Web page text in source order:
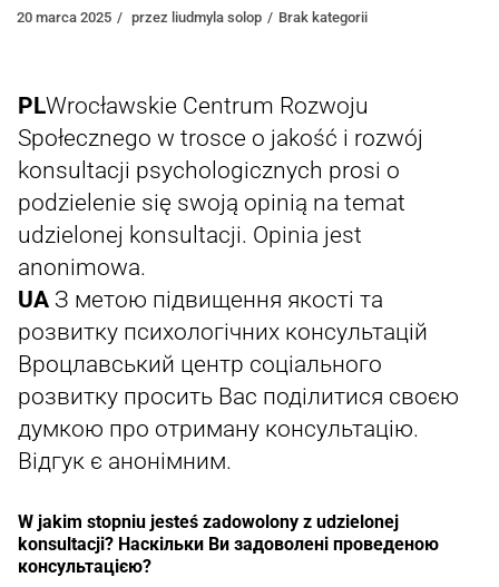
20 marca 2025 przez liudmyla solop Brak kategorii
PLWrocławskie Centrum Rozwoju
Społecznego w trosce o jakość i rozwój
konsultacji psychologicznych prosi o
podzielenie się swoją opinią na temat
udzielonej konsultacji. Opinia jest
anonimowa.
UA З метою підвищення якості та
розвитку психологічних консультацій
Вроцлавський центр соціального
розвитку просить Вас поділитися своєю
думкою про отриману консультацію.
Відгук є анонімним.
W jakim stopniu jesteś zadowolony z udzielonej
konsultacji? Наскільки Ви задоволені проведеною
консультацією?